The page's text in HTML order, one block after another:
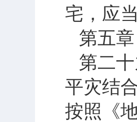
宅，应
第五
第二
平灾结
按照《